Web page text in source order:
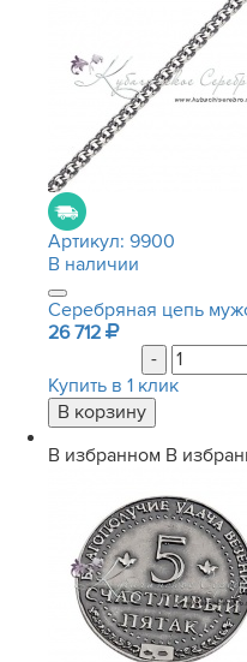
Артикул: 9900
В наличии
Серебряная цепь
26 712
-
Купить в 1 клик
В избранном В